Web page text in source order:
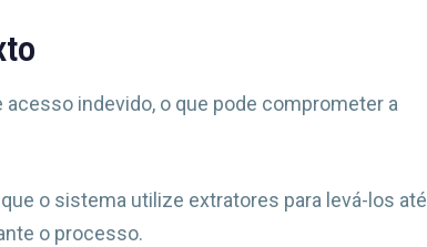
indevido, o que pode comprometer a
o sistema utilize extratores para levá-los até
o processo.